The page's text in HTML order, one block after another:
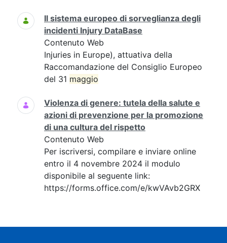
Il sistema europeo di sorveglianza degli
incidenti Injury DataBase
Contenuto Web
Injuries in Europe), attuativa della
Raccomandazione del Consiglio Europeo
del 31 maggio
Violenza di genere: tutela della salute e
azioni di prevenzione per la promozione
di una cultura del rispetto
Contenuto Web
Per iscriversi, compilare e inviare online
entro il 4 novembre 2024 il modulo
disponibile al seguente link:
https://forms.office.com/e/kwVAvb2GRX